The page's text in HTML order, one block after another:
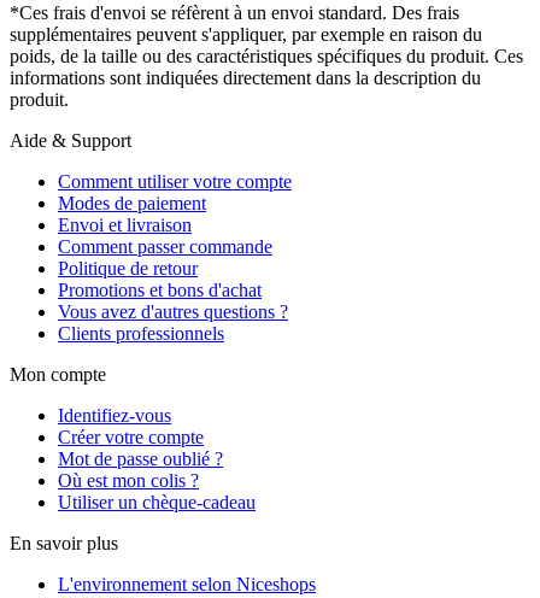
*Ces frais d'envoi se réfèrent à un envoi standard. Des frais
supplémentaires peuvent s'appliquer, par exemple en raison du
poids, de la taille ou des caractéristiques spécifiques du produit. Ces
informations sont indiquées directement dans la description du
produit.
Aide & Support
Comment utiliser votre compte
Modes de paiement
Envoi et livraison
Comment passer commande
Politique de retour
Promotions et bons d'achat
Vous avez d'autres questions ?
Clients professionnels
Mon compte
Identifiez-vous
Créer votre compte
Mot de passe oublié ?
Où est mon colis ?
Utiliser un chèque-cadeau
En savoir plus
L'environnement selon Niceshops